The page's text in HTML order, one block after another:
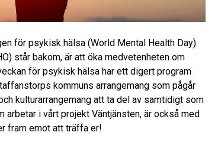
för psykisk hälsa (World Mental Health Day).
står bakom, är att öka medvetenheten om
för psykisk hälsa har ett digert program
kommuns arrangemang som pågår
kulturarrangemang att ta del av samtidigt som
i vårt projekt Väntjänsten, är också med
fram emot att träffa er!